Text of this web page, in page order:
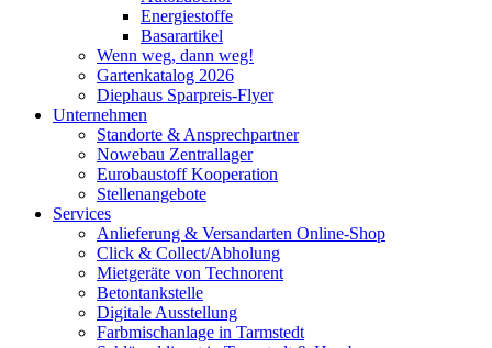
Energiestoffe
Basarartikel
Wenn weg, dann weg!
Gartenkatalog 2026
Diephaus Sparpreis-Flyer
Unternehmen
Standorte & Ansprechpartner
Nowebau Zentrallager
Eurobaustoff Kooperation
Stellenangebote
Services
Anlieferung & Versandarten Online-Shop
Click & Collect/Abholung
Mietgeräte von Technorent
Betontankstelle
Digitale Ausstellung
Farbmischanlage in Tarmstedt